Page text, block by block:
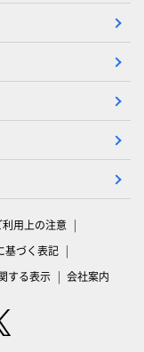
利用上の注意
基づく表記
する表示 会社案内